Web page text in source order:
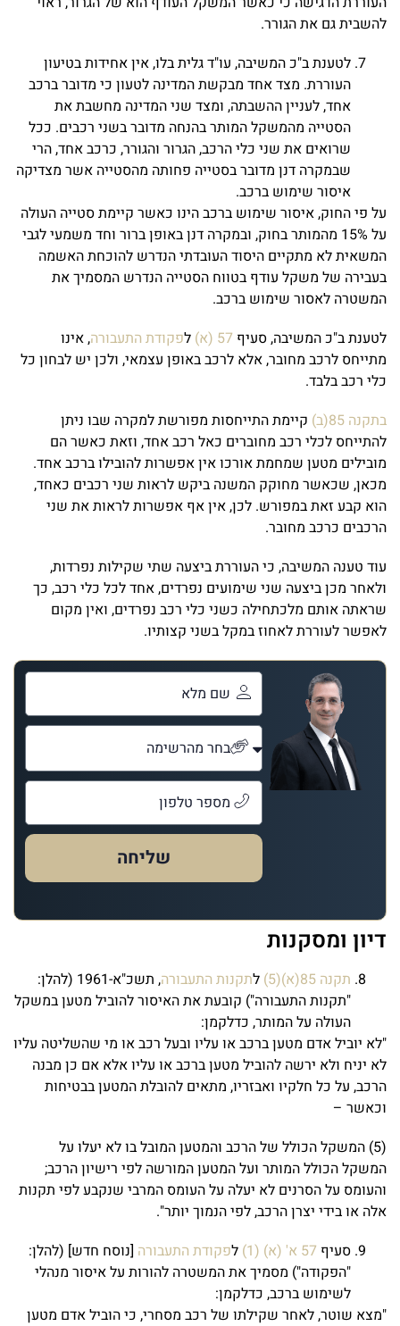
להשבית גם את הגורר.
לטענת ב"כ המשיבה, עו"ד גלית בלו, אין אחידות בטיעון
העוררת. מצד אחד מבקשת המדינה לטעון כי מדובר ברכב
אחד, לעניין ההשבתה, ומצד שני המדינה מחשבת את
הסטייה מהמשקל המותר בהנחה מדובר בשני רכבים. ככל
שרואים את שני כלי הרכב, הגרור והגורר, כרכב אחד, הרי
שבמקרה דנן מדובר בסטייה פחותה מהסטייה אשר מצדיקה
איסור שימוש ברכב.
על פי החוק, איסור שימוש ברכב הינו כאשר קיימת סטייה העולה
על 15% מהמותר בחוק, ובמקרה דנן באופן ברור וחד משמעי לגבי
המשאית לא מתקיים היסוד העובדתי הנדרש להוכחת האשמה
בעבירה של משקל עודף בטווח הסטייה הנדרש המסמיך את
המשטרה לאסור שימוש ברכב.
לטענת ב"כ המשיבה, סעיף 57 (א) לפקודת התעבורה, אינו
מתייחס לרכב מחובר, אלא לרכב באופן עצמאי, ולכן יש לבחון כל
כלי רכב בלבד.
בתקנה 85(ב)
קיימת התייחסות מפורשת למקרה שבו ניתן
להתייחס לכלי רכב מחוברים כאל רכב אחד, וזאת כאשר הם
מובילים מטען שמחמת אורכו אין אפשרות להובילו ברכב אחד.
מכאן, שכאשר מחוקק המשנה ביקש לראות שני רכבים כאחד,
הוא קבע זאת במפורש. לכן, אין אף אפשרות לראות את שני
הרכבים כרכב מחובר.
עוד טענה המשיבה, כי העוררת ביצעה שתי שקילות נפרדות,
ולאחר מכן ביצעה שני שימועים נפרדים, אחד לכל כלי רכב, כך
שראתה אותם מלכתחילה כשני כלי רכב נפרדים, ואין מקום
לאפשר לעוררת לאחוז במקל בשני קצותיו.
שליחה
דיון ומסקנות
תקנה 85(א)(5) לתקנות התעבורה
, תשכ"א-1961 (להלן:
"תקנות התעבורה") קובעת את האיסור להוביל מטען במשקל
העולה על המותר, כדלקמן:
"לא יוביל אדם מטען ברכב או עליו ובעל רכב או מי שהשליטה עליו
לא יניח ולא ירשה להוביל מטען ברכב או עליו אלא אם כן מבנה
הרכב, על כל חלקיו ואבזריו, מתאים להובלת המטען בבטיחות
וכאשר –
(5) המשקל הכולל של הרכב והמטען המובל בו לא יעלו על
המשקל הכולל המותר ועל המטען המורשה לפי רישיון הרכב;
והעומס על הסרנים לא יעלה על העומס המרבי שנקבע לפי תקנות
אלה או בידי יצרן הרכב, לפי הנמוך יותר".
סעיף 57 א' (א) (1) לפקודת התעבורה [נוסח חדש] (להלן:
"הפקודה") מסמיך את המשטרה להורות על איסור מנהלי
לשימוש ברכב, כדלקמן:
"מצא שוטר, לאחר שקילתו של רכב מסחרי, כי הוביל אדם מטען